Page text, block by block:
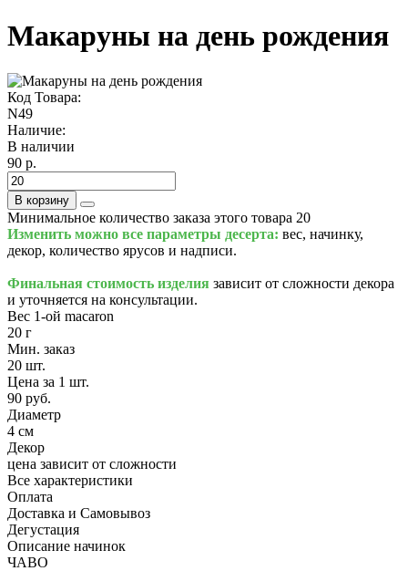
Макаруны на день рождения
Код Товара:
N49
Наличие:
В наличии
90 р.
В корзину
Минимальное количество заказа этого товара 20
Изменить можно все параметры десерта: вес, начинку,
декор, количество ярусов и надписи.
Финальная стоимость изделия зависит от сложности декора
и уточняется на консультации.
Вес 1-ой macaron
20 г
Мин. заказ
20 шт.
Цена за 1 шт.
90 руб.
Диаметр
4 см
Декор
цена зависит от сложности
Все характеристики
Оплата
Доставка и Самовывоз
Дегустация
Описание начинок
ЧАВО